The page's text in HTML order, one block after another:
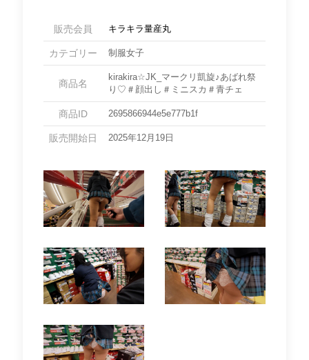
販売会員 キラキラ量産丸
カテゴリー 制服女子
商品名
kirakira☆JK_マークリ凱旋♪あばれ祭
り♡＃顔出し＃ミニスカ＃青チェ
商品ID 2695866944e5e777b1f
販売開始日 2025年12月19日